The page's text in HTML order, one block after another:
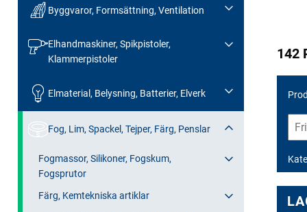
Byggvaror, Formsättning, Ventilation
Elhandmaskiner, Spikpistoler,
Klammerpistoler
Elmaterial, Belysning, Batterier, Elverk
Fog, Lim, Spackel, Tejper, Färg, Penslar
Fogmassor, Silikoner, Fogskum,
Fogsprutor
Färg, Kemtekniska artiklar
142